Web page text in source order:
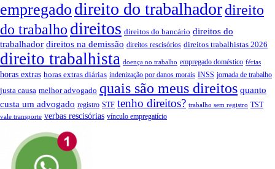
empregado direito do trabalhadordireito
do trabalho direitos direitos do bancário direitos do
trabalhador direitos na demissão direitos rescisórios direitos trabalhistas 2026
direito trabalhista doença no trabalho empregado doméstico férias
horas extras horas extras diárias indenização por danos morais INSS jornada de trabalho
justa causa melhor advogado quais são meus direitos quanto
custa um advogado registro STF tenho direitos? trabalho sem registro TST
vale transporte verbas rescisórias vínculo empregatício